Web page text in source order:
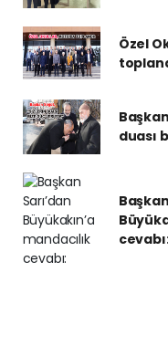
Özel
duası